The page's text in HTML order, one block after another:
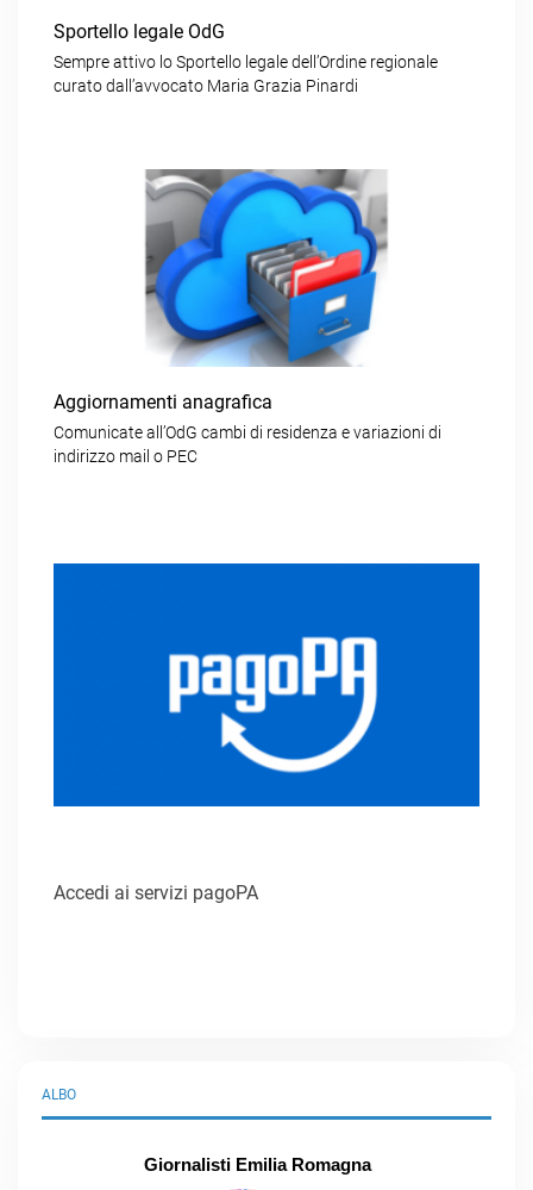
Sportello legale OdG
Sempre attivo lo Sportello legale dell’Ordine regionale
curato dall’avvocato Maria Grazia Pinardi
Aggiornamenti anagrafica
Comunicate all’OdG cambi di residenza e variazioni di
indirizzo mail o PEC
Accedi ai servizi pagoPA
ALBO
Giornalisti Emilia Romagna